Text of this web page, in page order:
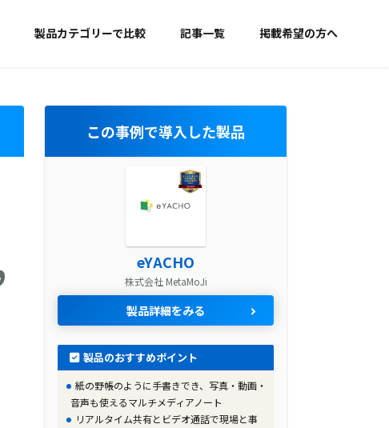
製品カテゴリーで比較 記事一覧 掲載希望の方へ
この事例で導入した製品
eYACHO
株式会社 MetaMoJi
製品詳細をみる
製品のおすすめポイント
紙の野帳のように手書きでき、写真・動画・
音声も使えるマルチメディアノート
リアルタイム共有とビデオ通話で現場と事